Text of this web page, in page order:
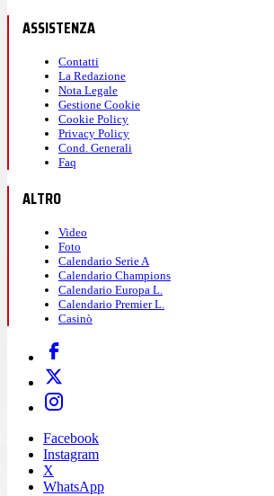
ASSISTENZA
Contatti
La Redazione
Nota Legale
Gestione Cookie
Cookie Policy
Privacy Policy
Cond. Generali
Faq
ALTRO
Video
Foto
Calendario Serie A
Calendario Champions
Calendario Europa L.
Calendario Premier L.
Casinò
Facebook
Instagram
X
WhatsApp